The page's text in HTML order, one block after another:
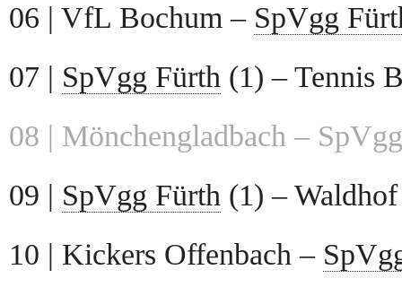
06 | VfL Bochum – SpVgg
07 | SpVgg Fürth (1) – Tennis
08 | Mönchengladbach –
09 | SpVgg Fürth (1) –
10 | Kickers Offenbach –